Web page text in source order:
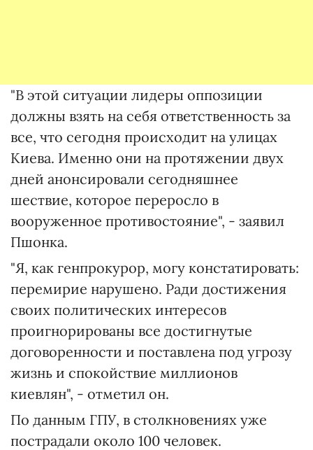
"В этой ситуации лидеры оппозиции
должны взять на себя ответственность за
все, что сегодня происходит на улицах
Киева. Именно они на протяжении двух
дней анонсировали сегодняшнее
шествие, которое переросло в
вооруженное противостояние", - заявил
Пшонка.
"Я, как генпрокурор, могу констатировать:
перемирие нарушено. Ради достижения
своих политических интересов
проигнорированы все достигнутые
договоренности и поставлена под угрозу
жизнь и спокойствие миллионов
киевлян", - отметил он.
По данным ГПУ, в столкновениях уже
пострадали около 100 человек.